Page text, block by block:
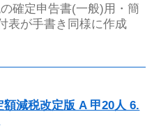
確定申告書(一般)用・簡
表が手書き同様に作成
減税改定版 A 甲20人 6.